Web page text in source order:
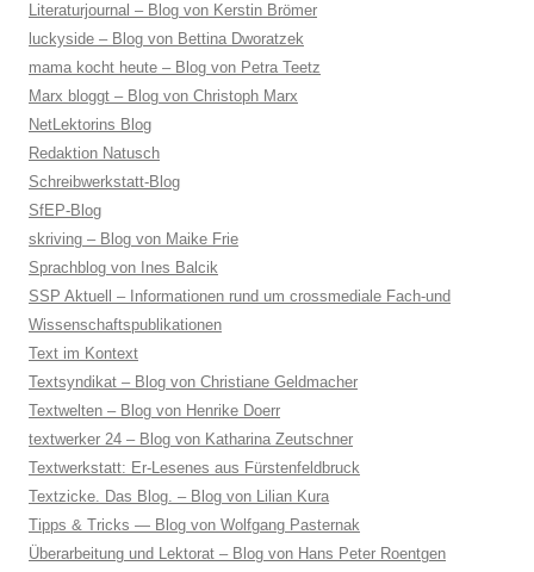
Literaturjournal – Blog von Kerstin Brömer
luckyside – Blog von Bettina Dworatzek
mama kocht heute – Blog von Petra Teetz
Marx bloggt – Blog von Christoph Marx
NetLektorins Blog
Redaktion Natusch
Schreibwerkstatt-Blog
SfEP-Blog
skriving – Blog von Maike Frie
Sprachblog von Ines Balcik
SSP Aktuell – Informationen rund um crossmediale Fach-und
Wissenschaftspublikationen
Text im Kontext
Textsyndikat – Blog von Christiane Geldmacher
Textwelten – Blog von Henrike Doerr
textwerker 24 – Blog von Katharina Zeutschner
Textwerkstatt: Er-Lesenes aus Fürstenfeldbruck
Textzicke. Das Blog. – Blog von Lilian Kura
Tipps & Tricks — Blog von Wolfgang Pasternak
Überarbeitung und Lektorat – Blog von Hans Peter Roentgen